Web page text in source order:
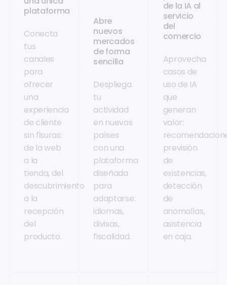
plataforma
Conecta
tus
canales
para
ofrecer
una
experiencia
de cliente
sin fisuras:
de la web
a la
tienda, del
descubrimiento
a la
recepción
del
producto.
Abre
nuevos
mercados
de forma
sencilla
Despliega
tu
actividad
en nuevos
países
con una
plataforma
diseñada
para
adaptarse:
idiomas,
divisas,
fiscalidad.
de la IA al
servicio
del
comercio
Aprovecha
casos de
uso de IA
que
generan
valor:
previsión
de
existencias,
detección
de
anomalías,
asistencia
en caja.